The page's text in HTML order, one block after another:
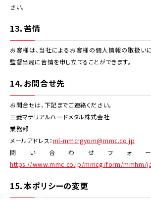
さい。
13．苦情
お客様は、当社によるお客様の個人情報の取扱い
監督当局に苦情を申し立てることができます。
14．お問合せ先
お問合せは、下記までご連絡ください。
三菱マテリアルハードメタル株式会社
業務部
メールアドレス：ml-mmcrgyom@mmc.co.jp
問い合わせフォー
https://www.mmc.co.jp/mmcg/form/mmhm/
15．本ポリシーの変更